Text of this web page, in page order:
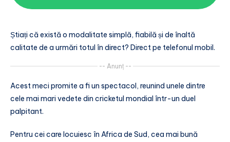
Știați că există o modalitate simplă, fiabilă și de înaltă
calitate de a urmări totul în direct? Direct pe telefonul mobil.
-- Anunț --
Acest meci promite a fi un spectacol, reunind unele dintre
cele mai mari vedete din cricketul mondial într-un duel
palpitant.
Pentru cei care locuiesc în Africa de Sud, cea mai bună